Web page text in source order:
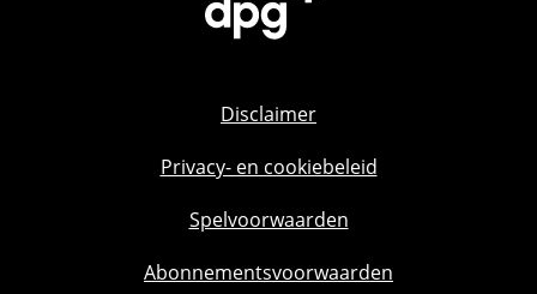
Disclaimer
Privacy- en cookiebeleid
Spelvoorwaarden
Abonnementsvoorwaarden